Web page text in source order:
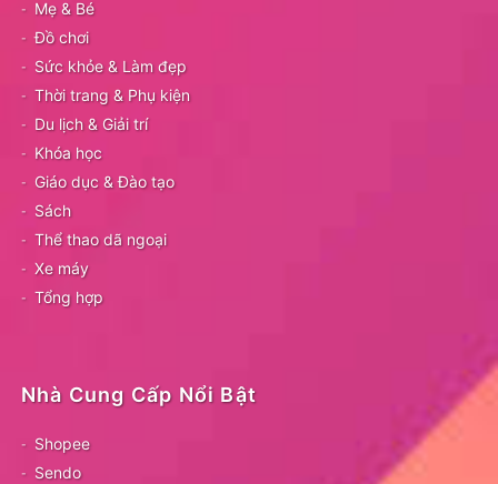
Mẹ & Bé
Đồ chơi
Sức khỏe & Làm đẹp
Thời trang & Phụ kiện
Du lịch & Giải trí
Khóa học
Giáo dục & Đào tạo
Sách
Thể thao dã ngoại
Xe máy
Tổng hợp
Nhà Cung Cấp Nổi Bật
Shopee
Sendo